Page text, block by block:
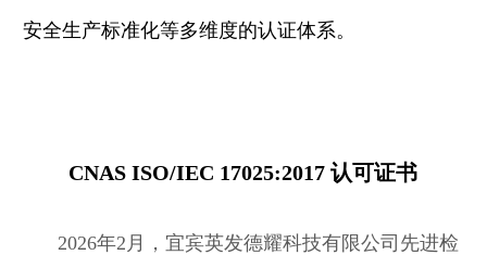
安全生产标准化等多维度的认证体系。
CNAS ISO/IEC 17025:2017 认可证书
2026年2月，宜宾英发德耀科技有限公司先进检